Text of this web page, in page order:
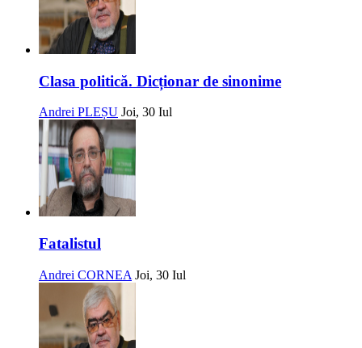
Clasa politică. Dicționar de sinonime
Andrei PLEȘU Joi, 30 Iul
Fatalistul
Andrei CORNEA Joi, 30 Iul